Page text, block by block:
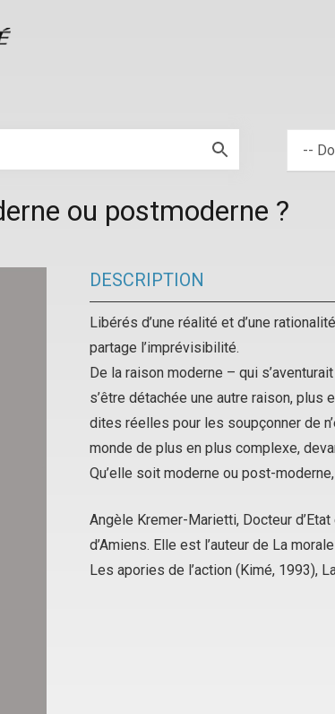
ou postmoderne ?
DESCRIPTION
Libérés d’une réalité et d’une
partage l’imprévisibilité.
De la raison moderne – qui
s’être détachée une autre raison,
dites réelles pour les soupçonner de
monde de plus en plus complexe,
Qu’elle soit moderne ou post-
Angèle Kremer-Marietti, Docteur
d’Amiens. Elle est l’auteur de La morale
Les apories de l’action (Kimé, 1993),